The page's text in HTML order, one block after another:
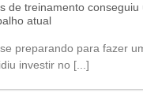
de treinamento conseguiu
atual
preparando para fazer
investir no [...]